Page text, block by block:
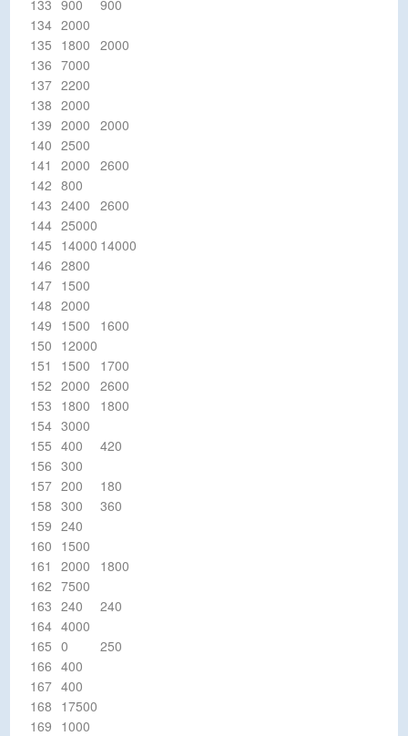
133 900
900
134 2000
135 1800
2000
136 7000
137 2200
138 2000
139 2000
2000
140 2500
141
2000
2600
142 800
143 2400
2600
144 25000
145 14000 14000
146 2800
147 1500
148 2000
149 1500
1600
150 12000
151
1500
1700
152 2000
2600
153 1800
1800
154 3000
155 400
420
156 300
157 200
180
158 300
360
159 240
160 1500
161
2000
1800
162 7500
163 240
240
164 4000
165 0
250
166 400
167 400
168 17500
169 1000